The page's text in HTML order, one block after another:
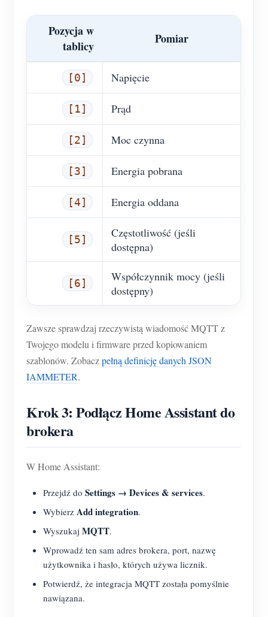
Pozycja w
tablicy
Pomiar
[0] Napięcie
[1] Prąd
[2] Moc czynna
[3] Energia pobrana
[4] Energia oddana
[5]
Częstotliwość (jeśli
dostępna)
[6]
Współczynnik mocy (jeśli
dostępny)
Zawsze sprawdzaj rzeczywistą wiadomość MQTT z
Twojego modelu i firmware przed kopiowaniem
szablonów. Zobaczpełną definicję danych JSON
IAMMETER.
Krok 3: Podłącz Home Assistant do
brokera
W Home Assistant:
Przejdź do Settings → Devices & services.
Wybierz Add integration.
Wyszukaj MQTT.
Wprowadź ten sam adres brokera, port, nazwę
użytkownika i hasło, których używa licznik.
Potwierdź, że integracja MQTT została pomyślnie
nawiązana.